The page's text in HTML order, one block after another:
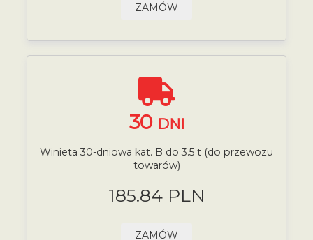
ZAMÓW
30 DNI
Winieta 30-dniowa kat. B do 3.5 t (do przewozu
towarów)
185.84 PLN
ZAMÓW